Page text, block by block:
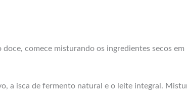
comece misturando os ingredientes secos
a isca de fermento natural e o leite integral.